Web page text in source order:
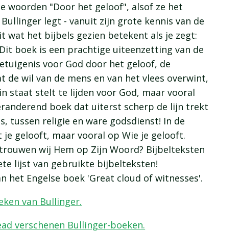
"Door het geloof", alsof ze het
legt - vanuit zijn grote kennis van de
wat het bijbels gezien betekent als je zegt:
boek is een prachtige uiteenzetting van de
voor God door het geloof, de
de wil van de mens en van het vlees overwint,
staat stelt te lijden voor God, maar vooral
boek dat uiterst scherp de lijn trekt
tussen religie en ware godsdienst! In de
gelooft, maar vooral op Wie je gelooft.
wij Hem op Zijn Woord? Bijbelteksten
lijst van gebruikte bijbelteksten!
het Engelse boek 'Great cloud of witnesses'.
van Bullinger.
verschenen Bullinger-boeken.